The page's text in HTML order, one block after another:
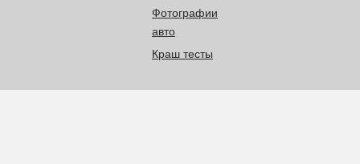
Фотографии
авто
Краш тесты